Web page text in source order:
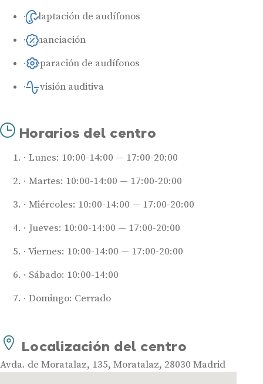
Adaptación de audífonos
Financiación
Reparación de audífonos
Revisión auditiva
Horarios del centro
Lunes: 10:00-14:00 — 17:00-20:00
Martes: 10:00-14:00 — 17:00-20:00
Miércoles: 10:00-14:00 — 17:00-20:00
Jueves: 10:00-14:00 — 17:00-20:00
Viernes: 10:00-14:00 — 17:00-20:00
Sábado: 10:00-14:00
Domingo: Cerrado
Localización del centro
Avda. de Moratalaz, 135, Moratalaz, 28030 Madrid
Tipos de audífonos para la sordera
Audífonos bluetooth
Audífonos inteligentes